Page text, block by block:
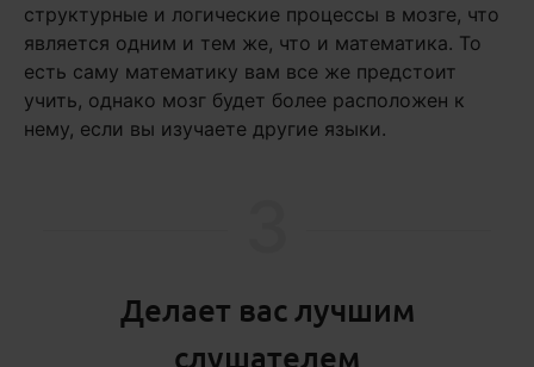
структурные и логические процессы в мозге, что
является одним и тем же, что и математика. То
есть саму математику вам все же предстоит
учить, однако мозг будет более расположен к
нему, если вы изучаете другие языки.
Делает вас лучшим
слушателем